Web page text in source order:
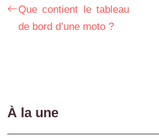
Que contient le tableau
de bord d’une moto ?
À la une